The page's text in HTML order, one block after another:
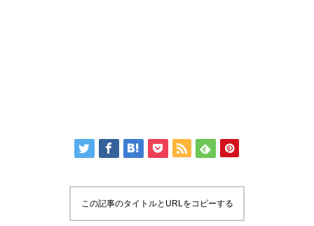
この記事のタイトルとURLをコピーする